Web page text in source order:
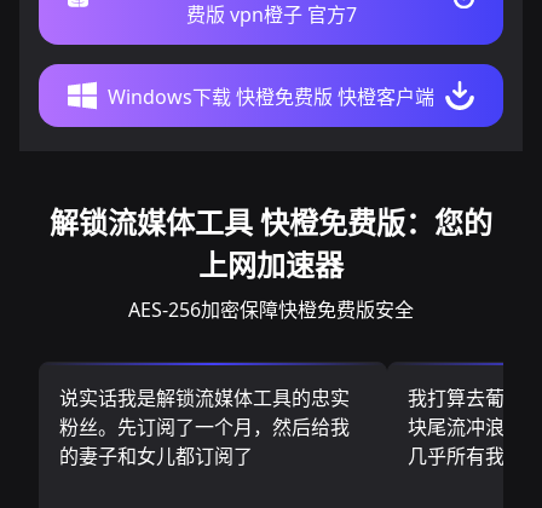
费版 vpn橙子 官方7
Windows下载 快橙免费版 快橙客户端
解锁流媒体工具 快橙免费版：您的
上网加速器
AES-256加密保障快橙免费版安全
说实话我是解锁流媒体工具的忠实
粉丝。先订阅了一个月，然后给我
的妻子和女儿都订阅了
我打算去葡萄
块尾流冲浪板
几乎所有我需